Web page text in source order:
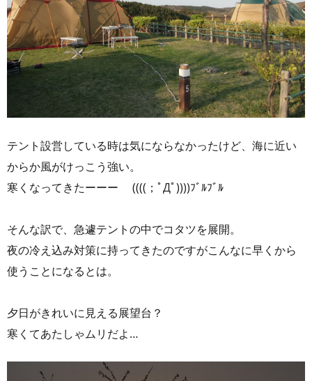
テント設営している時は気にならなかったけど、海に近い
からか風がけっこう強い。
寒くなってきたーーー ((((；ﾟДﾟ))))ﾌﾞﾙﾌﾞﾙ
そんな訳で、急遽テントの中でコタツを展開。
夜の冷え込み対策に持ってきたのですがこんなに早くから
使うことになるとは。
夕日がきれいに見える展望台？
寒くてあたしゃムリだよ…